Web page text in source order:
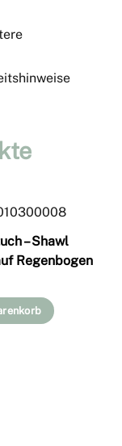
– Shawl
Regenbogen